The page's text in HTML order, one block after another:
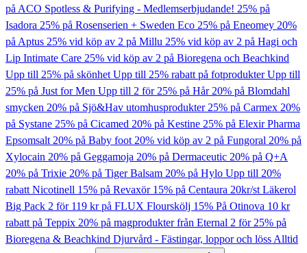
på ACO Spotless & Purifying - Medlemserbjudande! 25% på
Isadora 25% på Rosenserien + Sweden Eco 25% på Eneomey 20%
på Aptus 25% vid köp av 2 på Millu 25% vid köp av 2 på Hagi och
Lip Intimate Care 25% vid köp av 2 på Bioregena och Beachkind
Upp till 25% på skönhetUpp till 25% rabatt på fotprodukterUpp till
25% på Just for Men Upp till 2 för 25% på Hår20% på Blomdahl
smycken 20% på Sjö&Hav utomhusprodukter25% på Carmex 20%
på Systane 25% på Cicamed 20% på Kestine 25% på Elexir Pharma
Epsomsalt20% på Baby foot20% vid köp av 2 på Fungoral 20% på
Xylocain 20% på Geggamoja 20% på Dermaceutic 20% på Q+A
20% på Trixie 20% på Tiger Balsam 20% på Hylo Upp till 20%
rabatt Nicotinell 15% på Revaxör 15% på Centaura 20kr/st Läkerol
Big Pack 2 för 119 kr på FLUX Flourskölj 15% På Otinova 10 kr
rabatt på Teppix 20% på magprodukter från Eternal 2 för 25% på
Bioregena & Beachkind Djurvård - Fästingar, loppor och lössAlltid